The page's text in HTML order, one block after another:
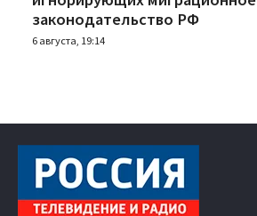
законодательство РФ
6 августа, 19:14